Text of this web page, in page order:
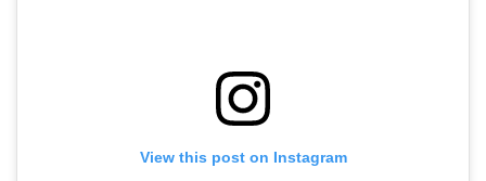
View this post on Instagram